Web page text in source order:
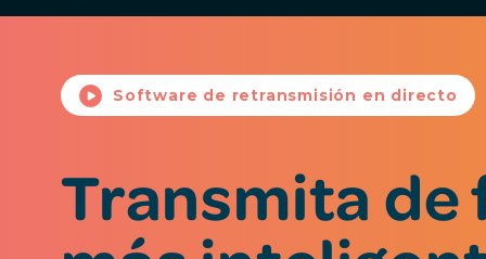
Software de retransmisión en directo
Transmita de